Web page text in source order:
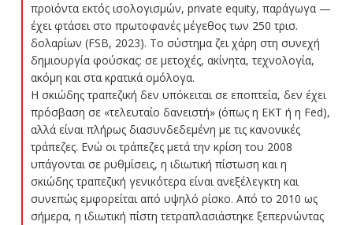
προϊόντα εκτός ισολογισμών, private equity, παράγωγα —
έχει φτάσει στο πρωτοφανές μέγεθος των 250 τρισ.
δολαρίων (FSB, 2023). Το σύστημα ζει χάρη στη συνεχή
δημιουργία φούσκας: σε μετοχές, ακίνητα, τεχνολογία,
ακόμη και στα κρατικά ομόλογα.
Η σκιώδης τραπεζική δεν υπόκειται σε εποπτεία, δεν έχει
πρόσβαση σε «τελευταίο δανειστή» (όπως η ΕΚΤ ή η Fed),
αλλά είναι πλήρως διασυνδεδεμένη με τις κανονικές
τράπεζες. Ενώ οι τράπεζες μετά την κρίση του 2008
υπάγονται σε ρυθμίσεις, η ιδιωτική πίστωση και η
σκιώδης τραπεζική γενικότερα είναι ανεξέλεγκτη και
συνεπώς εμφορείται από υψηλό ρίσκο. Από το 2010 ως
σήμερα, η ιδιωτική πίστη τετραπλασιάστηκε ξεπερνώντας